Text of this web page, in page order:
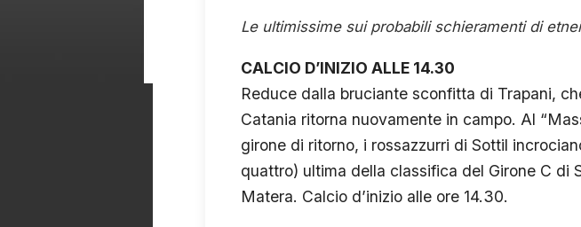
Le ultimissime sui probabili schieramenti di
CALCIO D’INIZIO ALLE 14.30
Reduce dalla bruciante sconfitta di Trapani,
Catania ritorna nuovamente in campo. Al
girone di ritorno, i rossazzurri di Sottil
quattro) ultima della classifica del Girone C di
Matera. Calcio d’inizio alle ore 14.30.